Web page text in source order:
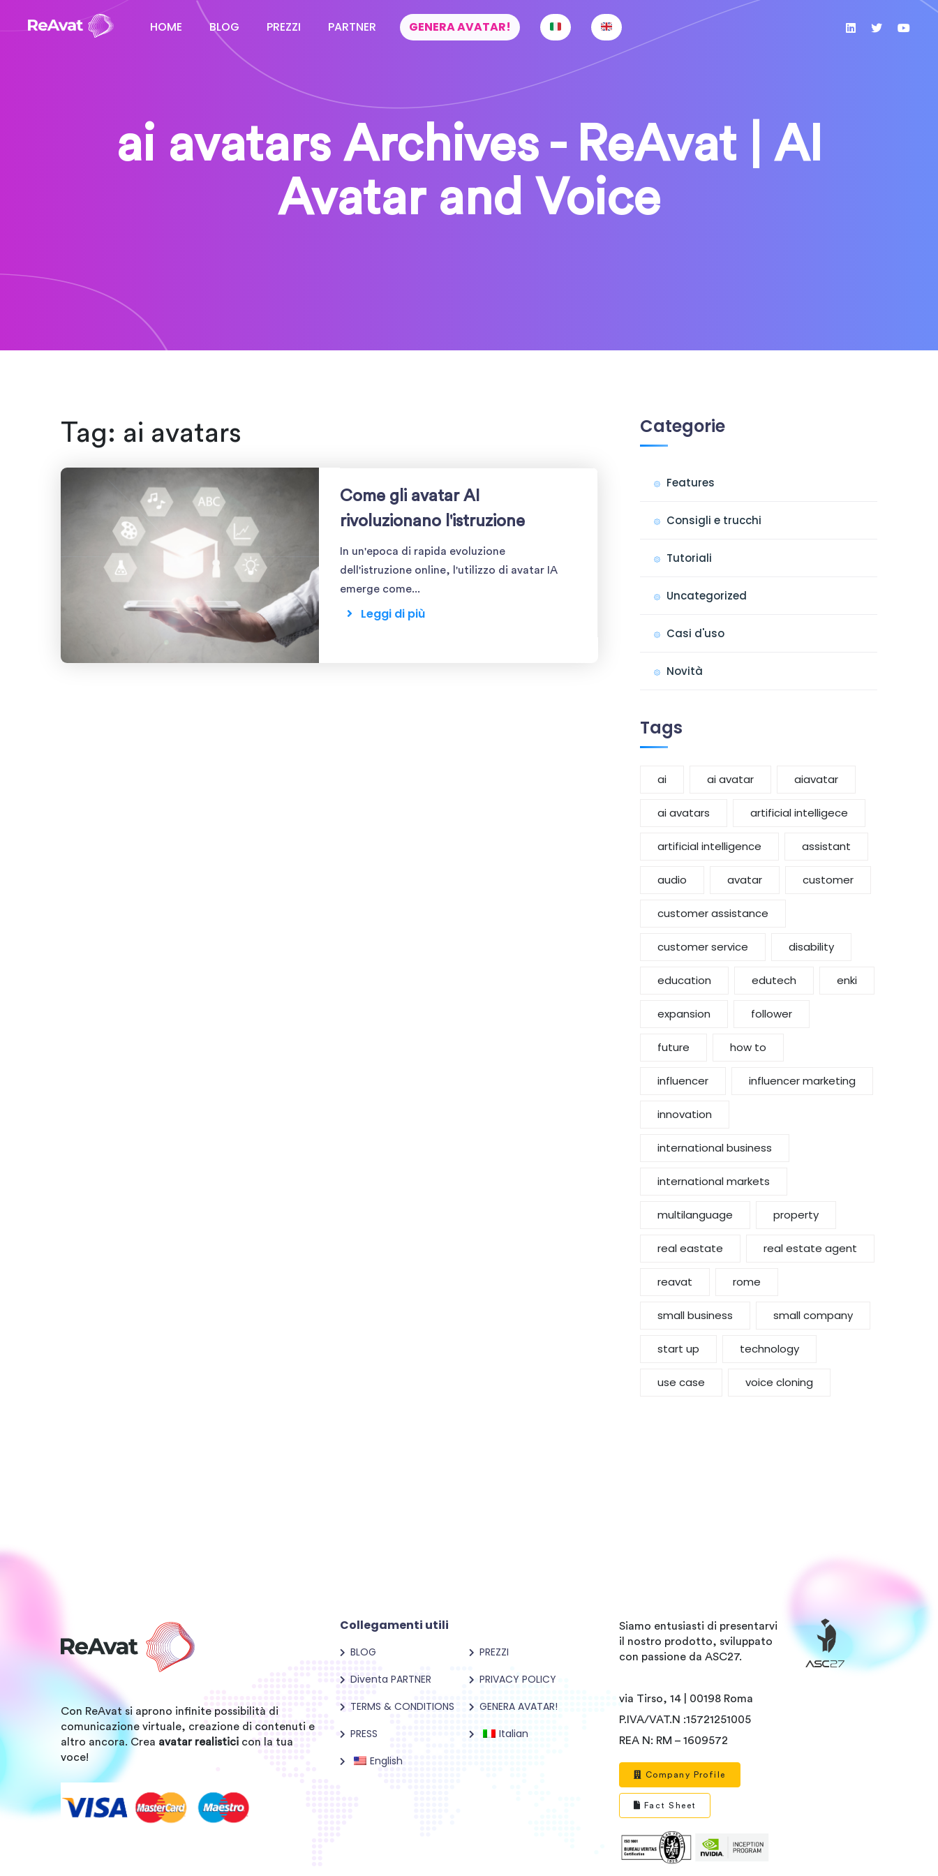
HOME BLOG PREZZI PARTNER GENERA AVATAR!
ai avatars Archives - ReAvat | AI
Avatar and Voice
Tag: ai avatars
Come gli avatar AI
rivoluzionano l'istruzione
In un'epoca di rapida evoluzione
dell'istruzione online, l'utilizzo di avatar IA
emerge come...
Leggi di più
Categorie
Features
Consigli e trucchi
Tutoriali
Uncategorized
Casi d'uso
Novità
Tags
ai ai avatar aiavatar
ai avatars artificial intelligece
artificial intelligence assistant
audio avatar customer
customer assistance
customer service disability
education edutech enki
expansion follower
future how to
influencer influencer marketing
innovation
international business
international markets
multilanguage property
real eastate real estate agent
reavat rome
small business small company
start up technology
use case voice cloning
Con ReAvat si aprono infinite possibilità di
comunicazione virtuale, creazione di contenuti e
altro ancora. Crea avatar realistici con la tua
voce!
Collegamenti utili
BLOG
PREZZI
Diventa PARTNER
PRIVACY POLICY
TERMS & CONDITIONS
GENERA AVATAR!
PRESS
Italian
English
Siamo entusiasti di presentarvi
il nostro prodotto, sviluppato
con passione da ASC27.
via Tirso, 14 | 00198 Roma
P.IVA/VAT.N :15721251005
REA N: RM – 1609572
Company Profile
Fact Sheet